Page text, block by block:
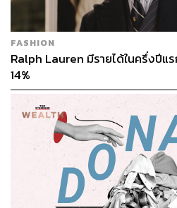
FASHION
Ralph Lauren มีรายได้ในครึ่งปี
14%